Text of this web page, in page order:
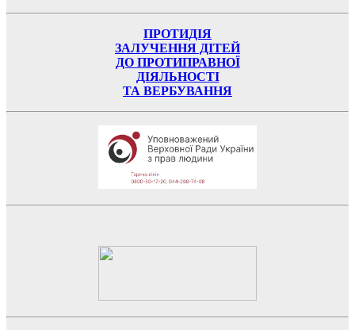
ПРОТИДІЯ
ЗАЛУЧЕННЯ ДІТЕЙ
ДО ПРОТИПРАВНОЇ
ДІЯЛЬНОСТІ
ТА ВЕРБУВАННЯ